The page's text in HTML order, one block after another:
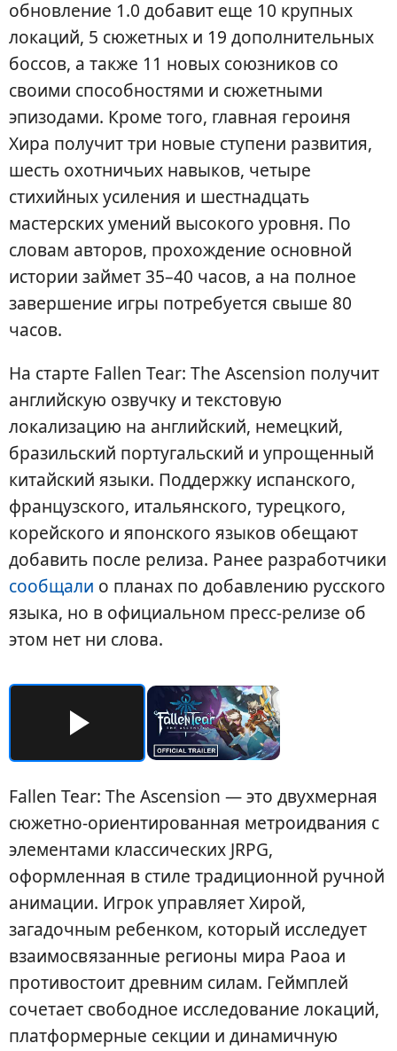
обновление 1.0 добавит еще 10 крупных
локаций, 5 сюжетных и 19 дополнительных
боссов, а также 11 новых союзников со
своими способностями и сюжетными
эпизодами. Кроме того, главная героиня
Хира получит три новые ступени развития,
шесть охотничьих навыков, четыре
стихийных усиления и шестнадцать
мастерских умений высокого уровня. По
словам авторов, прохождение основной
истории займет 35–40 часов, а на полное
завершение игры потребуется свыше 80
часов.
На старте Fallen Tear: The Ascension получит
английскую озвучку и текстовую
локализацию на английский, немецкий,
бразильский португальский и упрощенный
китайский языки. Поддержку испанского,
французского, итальянского, турецкого,
корейского и японского языков обещают
добавить после релиза. Ранее разработчики
сообщали о планах по добавлению русского
языка, но в официальном пресс-релизе об
этом нет ни слова.
Fallen Tear: The Ascension — это двухмерная
сюжетно-ориентированная метроидвания с
элементами классических JRPG,
оформленная в стиле традиционной ручной
анимации. Игрок управляет Хирой,
загадочным ребенком, который исследует
взаимосвязанные регионы мира Раоа и
противостоит древним силам. Геймплей
сочетает свободное исследование локаций,
платформерные секции и динамичную